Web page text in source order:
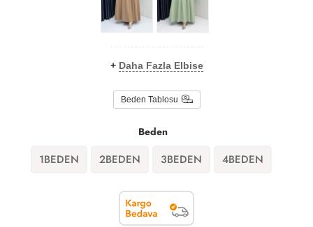
+ Daha Fazla Elbise
Beden Tablosu
Beden
1BEDEN 2BEDEN 3BEDEN 4BEDEN